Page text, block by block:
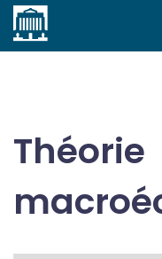
Accueil
Théorie